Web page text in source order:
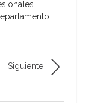
Siguiente